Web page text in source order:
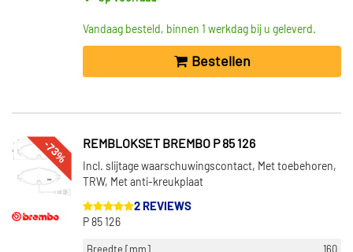
Vandaag besteld, binnen 1 werkdag bij u geleverd.
Bestellen
-73% REMBLOKSET BREMBO P 85 126
Incl. slijtage waarschuwingscontact, Met toebehoren,
TRW, Met anti-kreukplaat
2 REVIEWS
P 85 126
Breedte [mm]
160